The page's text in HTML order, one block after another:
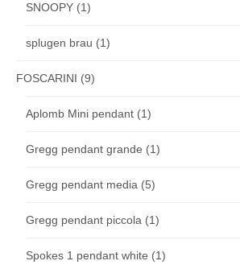
SNOOPY (1)
splugen brau (1)
FOSCARINI (9)
Aplomb Mini pendant (1)
Gregg pendant grande (1)
Gregg pendant media (5)
Gregg pendant piccola (1)
Spokes 1 pendant white (1)